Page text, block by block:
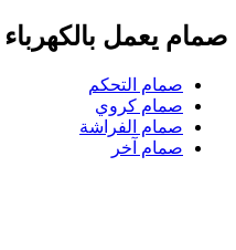
صمام يعمل بالكهرباء
صمام التحكم
صمام كروي
صمام الفراشة
صمام آخر